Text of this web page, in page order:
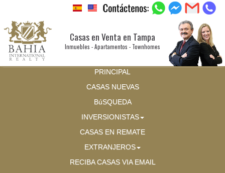
Casas en Venta en Tampa
Inmuebles - Apartamentos - Townhomes
PRINCIPAL
CASAS NUEVAS
BúSQUEDA
INVERSIONISTAS
CASAS EN REMATE
EXTRANJEROS
RECIBA CASAS VIA EMAIL